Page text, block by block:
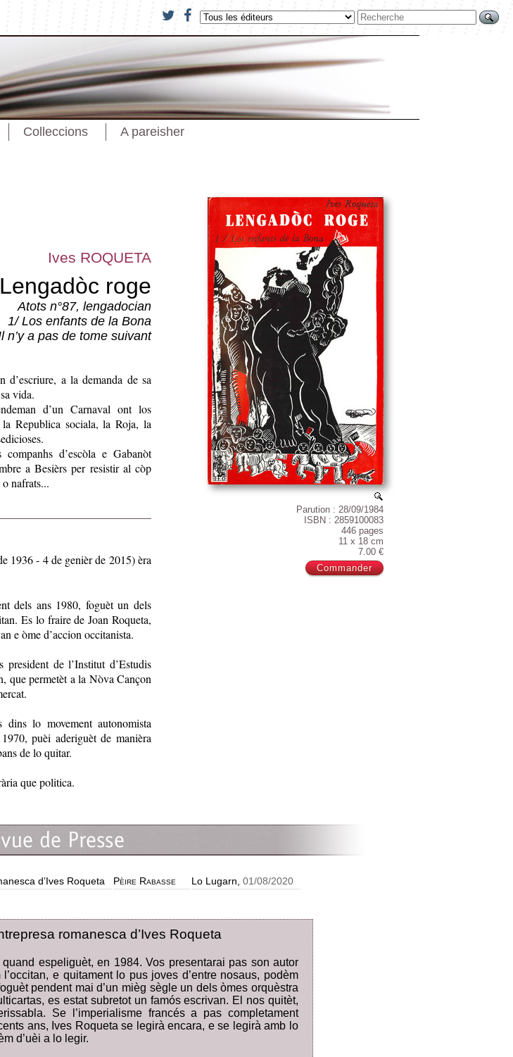
Colleccions A pareisher
Parution : 28/09/1984
ISBN : 2859100083
446 pages
11 x 18 cm
7.00 €
Ives ROQUETA
Lengadòc roge
Atots n°87, lengadocian
1/ Los enfants de la Bona
n’y a pas de tome suivant
d’escriure, a la demanda de sa
vida.
d’un Carnaval ont los
Republica sociala, la Roja, la
d’escòla e Gabanòt
a Besièrs per resistir al còp
nafrats...
1936 - 4 de genièr de 2015) èra
dels ans 1980, foguèt un dels
Es lo fraire de Joan Roqueta,
e òme d’accion occitanista.
president de l’Institut d’Estudis
que permetèt a la Nòva Cançon
lo movement autonomista
puèi aderiguèt de manièra
de lo quitar.
que politica.
d’Ives Roqueta Pèire Rabasse Lo Lugarn, 01/08/2020
romanesca d’Ives Roqueta
espeliguèt, en 1984. Vos presentarai pas son autor
e quitament lo pus joves d’entre nosaus, podèm
pendent mai d’un mièg sègle un dels òmes orquèstra
es estat subretot un famós escrivan. El nos quitèt,
Se l’imperialisme francés a pas completament
ans, Ives Roqueta se legirà encara, e se legirà amb lo
d’uèi a lo legir.